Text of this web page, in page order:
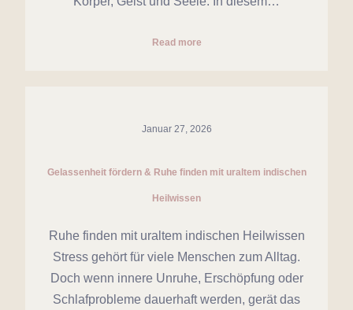
Read more
Januar 27, 2026
Gelassenheit fördern & Ruhe finden mit uraltem indischen
Heilwissen
Ruhe finden mit uraltem indischen Heilwissen
Stress gehört für viele Menschen zum Alltag.
Doch wenn innere Unruhe, Erschöpfung oder
Schlafprobleme dauerhaft werden, gerät das